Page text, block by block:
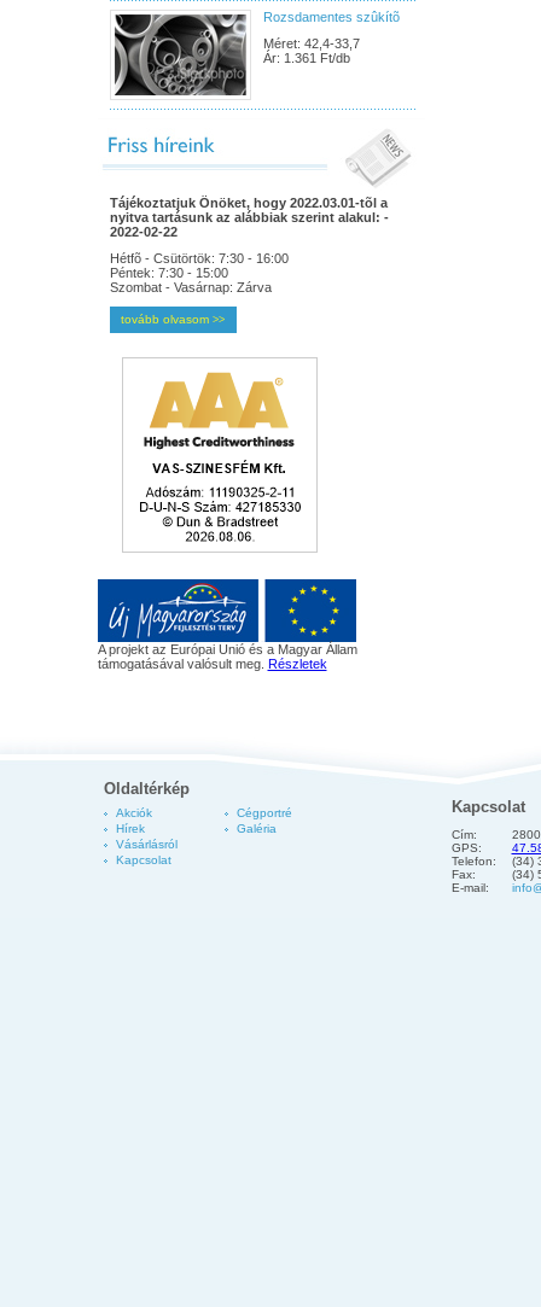
Rozsdamentes szûkítõ
Méret: 42,4-33,7
Ár: 1.361 Ft/db
Tájékoztatjuk Önöket, hogy 2022.03.01-tõl a
nyitva tartásunk az alábbiak szerint alakul: -
2022-02-22
Hétfõ - Csütörtök: 7:30 - 16:00
Péntek: 7:30 - 15:00
Szombat - Vasárnap: Zárva
tovább olvasom >>
A projekt az Európai Unió és a Magyar Állam
támogatásával valósult meg. Részletek
Oldaltérkép
Akciók
Hírek
Vásárlásról
Kapcsolat
Cégportré
Galéria
Kapcsolat
Cím:
GPS:
Telefon:
(34)
Fax:
(34)
E-mail: